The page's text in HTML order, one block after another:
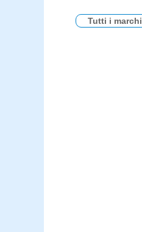
Tutti i marchi